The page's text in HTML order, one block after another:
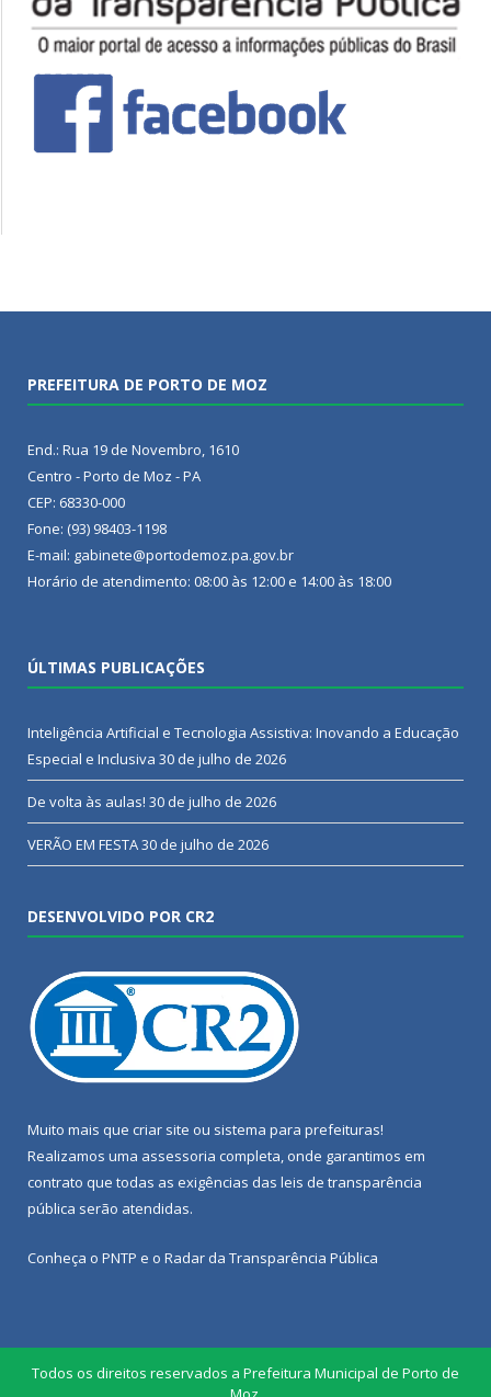
PREFEITURA DE PORTO DE MOZ
End.: Rua 19 de Novembro, 1610
Centro - Porto de Moz - PA
CEP: 68330-000
Fone: (93) 98403-1198
E-mail: gabinete@portodemoz.pa.gov.br
Horário de atendimento: 08:00 às 12:00 e 14:00 às 18:00
ÚLTIMAS PUBLICAÇÕES
Inteligência Artificial e Tecnologia Assistiva: Inovando a Educação
Especial e Inclusiva 30 de julho de 2026
De volta às aulas! 30 de julho de 2026
VERÃO EM FESTA30 de julho de 2026
DESENVOLVIDO POR CR2
Muito mais que criar site ou sistema para prefeituras!
Realizamos uma assessoria completa, onde garantimos em
contrato que todas as exigências das leis de transparência
pública serão atendidas.
Conheça o PNTP e o Radar da Transparência Pública
Todos os direitos reservados a Prefeitura Municipal de Porto de